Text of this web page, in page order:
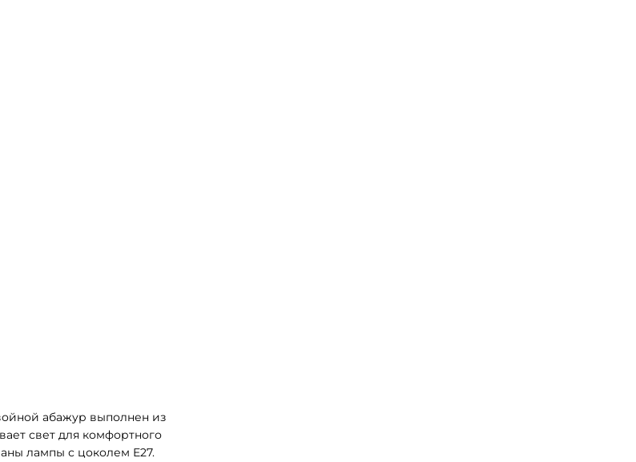
абажур выполнен из
свет для комфортного
лампы с цоколем E27.